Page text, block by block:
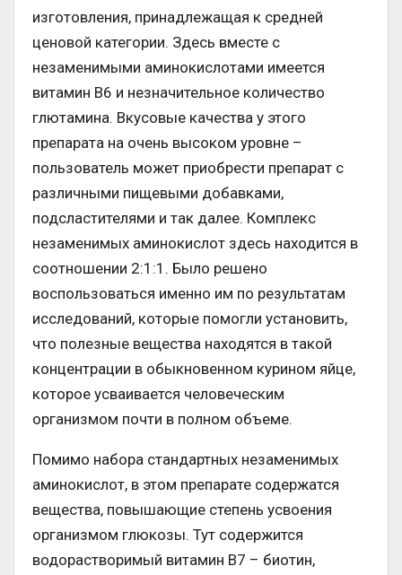
изготовления, принадлежащая к средней
ценовой категории. Здесь вместе с
незаменимыми аминокислотами имеется
витамин В6 и незначительное количество
глютамина. Вкусовые качества у этого
препарата на очень высоком уровне –
пользователь может приобрести препарат с
различными пищевыми добавками,
подсластителями и так далее. Комплекс
незаменимых аминокислот здесь находится в
соотношении 2:1:1. Было решено
воспользоваться именно им по результатам
исследований, которые помогли установить,
что полезные вещества находятся в такой
концентрации в обыкновенном курином яйце,
которое усваивается человеческим
организмом почти в полном объеме.
Помимо набора стандартных незаменимых
аминокислот, в этом препарате содержатся
вещества, повышающие степень усвоения
организмом глюкозы. Тут содержится
водорастворимый витамин В7 – биотин,